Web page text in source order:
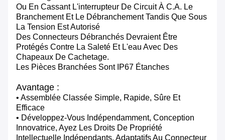
Ou En Cassant L'interrupteur De Circuit À C.A. Le
Branchement Et Le Débranchement Tandis Que Sous
La Tension Est Autorisé
Des Connecteurs Débranchés Devraient Être
Protégés Contre La Saleté Et L'eau Avec Des
Chapeaux De Cachetage.
Les Pièces Branchées Sont IP67 Étanches
Avantage :
• Assemblée Classée Simple, Rapide, Sûre Et
Efficace
• Développez-Vous Indépendamment, Conception
Innovatrice, Ayez Les Droits De Propriété
Intellectuelle Indépendants, Adaptatifs Au Connecteur